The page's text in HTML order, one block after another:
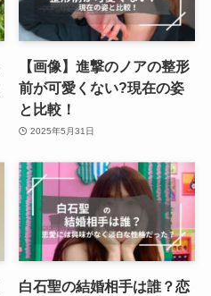
【画像】進撃のノアの整形
前が可愛くない?現在の姿
と比較！
2025年5月31日
白石聖の結婚相手は誰？恋